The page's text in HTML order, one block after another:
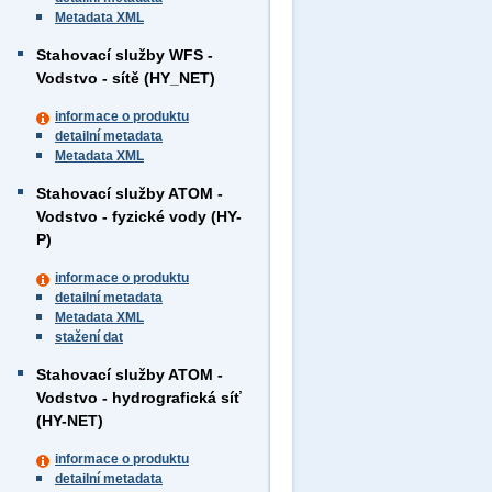
Metadata XML
Stahovací služby WFS -
Vodstvo - sítě (HY_NET)
informace o produktu
detailní metadata
Metadata XML
Stahovací služby ATOM -
Vodstvo - fyzické vody (HY-
P)
informace o produktu
detailní metadata
Metadata XML
stažení dat
Stahovací služby ATOM -
Vodstvo - hydrografická síť
(HY-NET)
informace o produktu
detailní metadata